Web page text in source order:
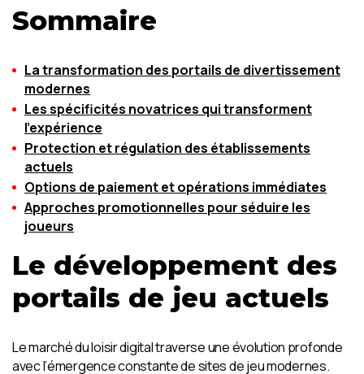
Sommaire
La transformation des portails de divertissement
modernes
Les spécificités novatrices qui transforment
l’expérience
Protection et régulation des établissements
actuels
Options de paiement et opérations immédiates
Approches promotionnelles pour séduire les
joueurs
Le développement des
portails de jeu actuels
Le marché du loisir digital traverse une évolution profonde
avec l’émergence constante de sites de jeu modernes.